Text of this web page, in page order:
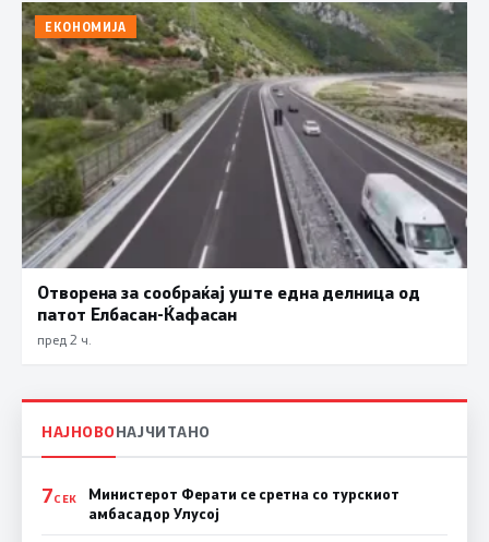
ЕКОНОМИЈА
Отворена за сообраќај уште една делница од
патот Елбасан-Ќафасан
пред 2 ч.
НАЈНОВОНАЈЧИТАНО
7СЕК
Министерот Ферати се сретна со турскиот
амбасадор Улусој